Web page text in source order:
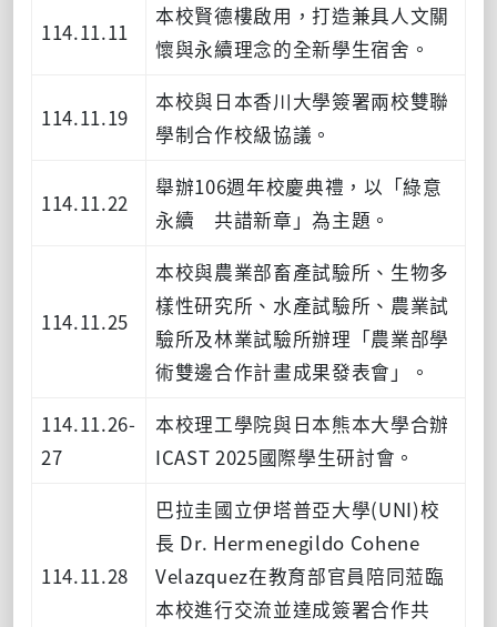
114.11.11
本校賢德樓啟用，打造兼具人文關
懷與永續理念的全新學生宿舍。
114.11.19
本校與日本香川大學簽署兩校雙聯
學制合作校級協議。
114.11.22
舉辦106週年校慶典禮，以「綠意
永續 共諎新章」為主題。
114.11.25
本校與農業部畜產試驗所、生物多
樣性研究所、水產試驗所、農業試
驗所及林業試驗所辦理「農業部學
術雙邊合作計畫成果發表會」。
114.11.26-
27
本校理工學院與日本熊本大學合辦
ICAST 2025國際學生研討會。
114.11.28
巴拉圭國立伊塔普亞大學(UNI)校
長 Dr. Hermenegildo Cohene
Velazquez在教育部官員陪同蒞臨
本校進行交流並達成簽署合作共